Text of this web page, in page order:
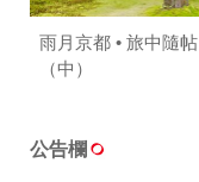
雨月京都 • 旅中隨帖
（中）
公告欄